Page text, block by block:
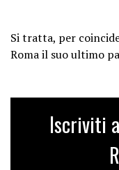
Si tratta, per
Roma il suo ultimo
Iscriviti